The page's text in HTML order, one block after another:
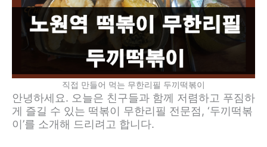
직접 만들어 먹는 무한리필 두끼떡볶이
안녕하세요. 오늘은 친구들과 함께 저렴하고 푸짐하
게 즐길 수 있는 떡볶이 무한리필 전문점, ‘두끼떡볶
이’를 소개해 드리려고 합니다.